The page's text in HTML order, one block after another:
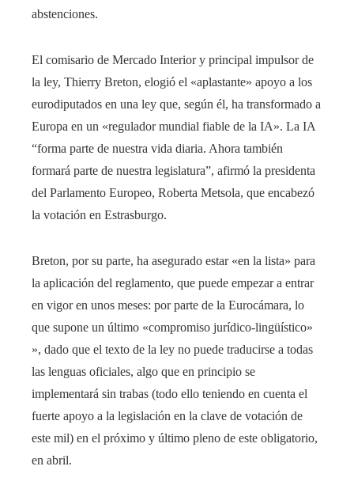
abstenciones.
El comisario de Mercado Interior y principal impulsor de
la ley, Thierry Breton, elogió el «aplastante» apoyo a los
eurodiputados en una ley que, según él, ha transformado a
Europa en un «regulador mundial fiable de la IA». La IA
“forma parte de nuestra vida diaria. Ahora también
formará parte de nuestra legislatura”, afirmó la presidenta
del Parlamento Europeo, Roberta Metsola, que encabezó
la votación en Estrasburgo.
Breton, por su parte, ha asegurado estar «en la lista» para
la aplicación del reglamento, que puede empezar a entrar
en vigor en unos meses: por parte de la Eurocámara, lo
que supone un último «compromiso jurídico-lingüístico»
», dado que el texto de la ley no puede traducirse a todas
las lenguas oficiales, algo que en principio se
implementará sin trabas (todo ello teniendo en cuenta el
fuerte apoyo a la legislación en la clave de votación de
este mil) en el próximo y último pleno de este obligatorio,
en abril.